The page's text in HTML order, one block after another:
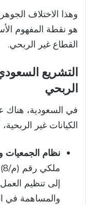
وهذا الاختلاف
هو نقطة المفهوم
القطاع غير الربحي.
التشريع
الربحي
في السعودية،
الكيانات غير الربحية،
نظام الجمعيات
إلى تنظيم
والمساهمة في